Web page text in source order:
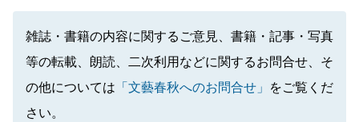
雑誌・書籍の内容に関するご意見、書籍・記事・写真
等の転載、朗読、二次利用などに関するお問合せ、そ
の他については 「文藝春秋へのお問合せ」
をご覧くだ
さい。